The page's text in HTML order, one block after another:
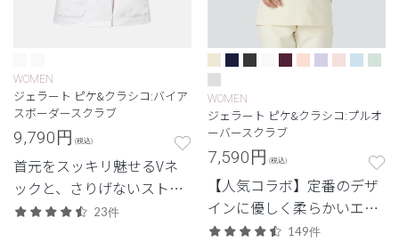
WOMEN
ジェラート ピケ&クラシコ:バイア
スボーダースクラブ
9,790円 (税込)
首元をスッキリ魅せるVネ
ックと、さりげないストラ
イプ柄で好感度UP。
23件
WOMEN
ジェラート ピケ&クラシコ:プルオ
ーバースクラブ
7,590円 (税込)
【人気コラボ】定番のデザ
インに優しく柔らかいエッ
センスをプラス。
149件